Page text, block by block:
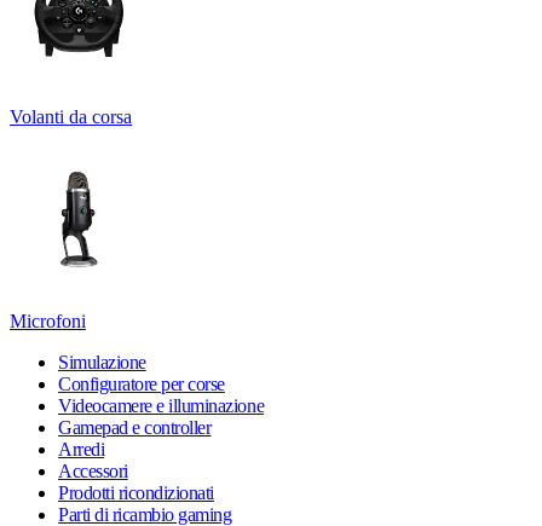
Volanti da corsa
Microfoni
Simulazione
Configuratore per corse
Videocamere e illuminazione
Gamepad e controller
Arredi
Accessori
Prodotti ricondizionati
Parti di ricambio gaming